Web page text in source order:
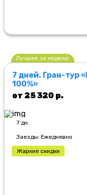
Лучшее за неделю
7 дней. Гран-тур
100%»
от 25 320 р.
7 дн.
Заезды: Ежедневно
Жаркие скидки